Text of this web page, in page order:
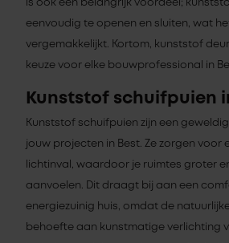
is ook een belangrijk voordeel;
eenvoudig te openen en sluiten, wat
vergemakkelijkt. Kortom, kunststof
keuze voor elke bouwprofessional in
Kunststof schuifpuien
Kunststof schuifpuien zijn een
jouw projecten in Best. Ze zorgen voor
lichtinval, waardoor je ruimtes groter
aanvoelen. Dit draagt bij aan een
energiezuinig huis, omdat de
behoefte aan kunstmatige verlichting